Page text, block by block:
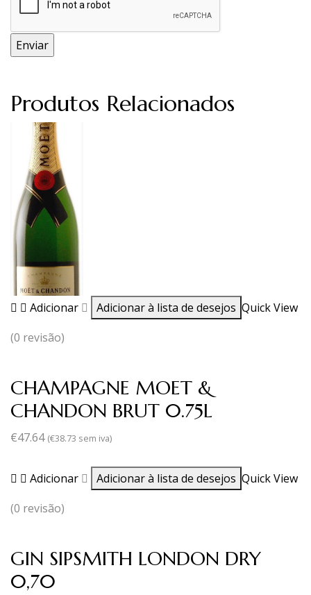
Produtos Relacionados
Adicionar Adicionar à lista de desejos Quick View
(0 revisão)
CHAMPAGNE MOET &
CHANDON BRUT 0.75L
€47.64 (€38.73 sem iva)
Adicionar Adicionar à lista de desejos Quick View
(0 revisão)
GIN SIPSMITH LONDON DRY
0,70